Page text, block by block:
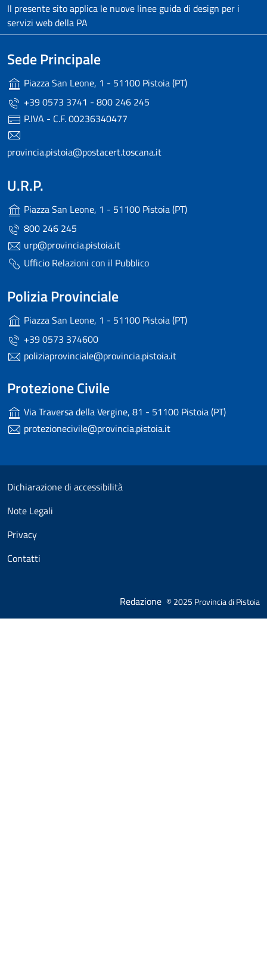
Il presente sito applica le nuove linee guida di design per i
servizi web della PA
Sede Principale
Piazza San Leone, 1 - 51100 Pistoia (PT)
+39 0573 3741 - 800 246 245
P.IVA - C.F. 00236340477
provincia.pistoia@postacert.toscana.it
U.R.P.
Piazza San Leone, 1 - 51100 Pistoia (PT)
800 246 245
urp@provincia.pistoia.it
Ufficio Relazioni con il Pubblico
Polizia Provinciale
Piazza San Leone, 1 - 51100 Pistoia (PT)
+39 0573 374600
poliziaprovinciale@provincia.pistoia.it
Protezione Civile
Via Traversa della Vergine, 81 - 51100 Pistoia (PT)
protezionecivile@provincia.pistoia.it
Small prints
Useful links section
Dichiarazione di accessibilità
Note Legali
Privacy
Contatti
Redazione © 2025 Provincia di Pistoia